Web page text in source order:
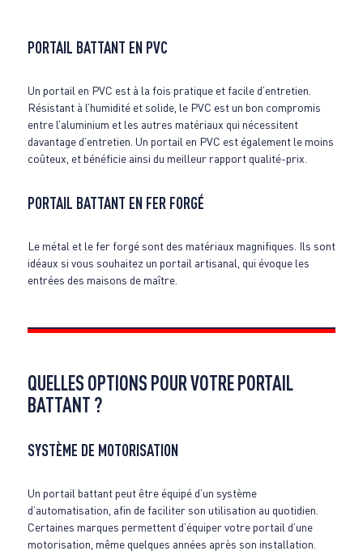
PORTAIL BATTANT EN PVC
Un portail en PVC est à la fois pratique et facile d’entretien.
Résistant à l’humidité et solide, le PVC est un bon compromis
entre l’aluminium et les autres matériaux qui nécessitent
davantage d’entretien. Un portail en PVC est également le moins
coûteux, et bénéficie ainsi du meilleur rapport qualité-prix.
PORTAIL BATTANT EN FER FORGÉ
Le métal et le fer forgé sont des matériaux magnifiques. Ils sont
idéaux si vous souhaitez un portail artisanal, qui évoque les
entrées des maisons de maître.
QUELLES OPTIONS POUR VOTRE PORTAIL
BATTANT ?
SYSTÈME DE MOTORISATION
Un portail battant peut être équipé d’un système
d’automatisation, afin de faciliter son utilisation au quotidien.
Certaines marques permettent d’équiper votre portail d’une
motorisation, même quelques années après son installation.